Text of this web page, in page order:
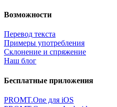
Возможности
Перевод текста
Примеры употребления
Склонение и спряжение
Наш блог
Бесплатные приложения
PROMT.One для iOS